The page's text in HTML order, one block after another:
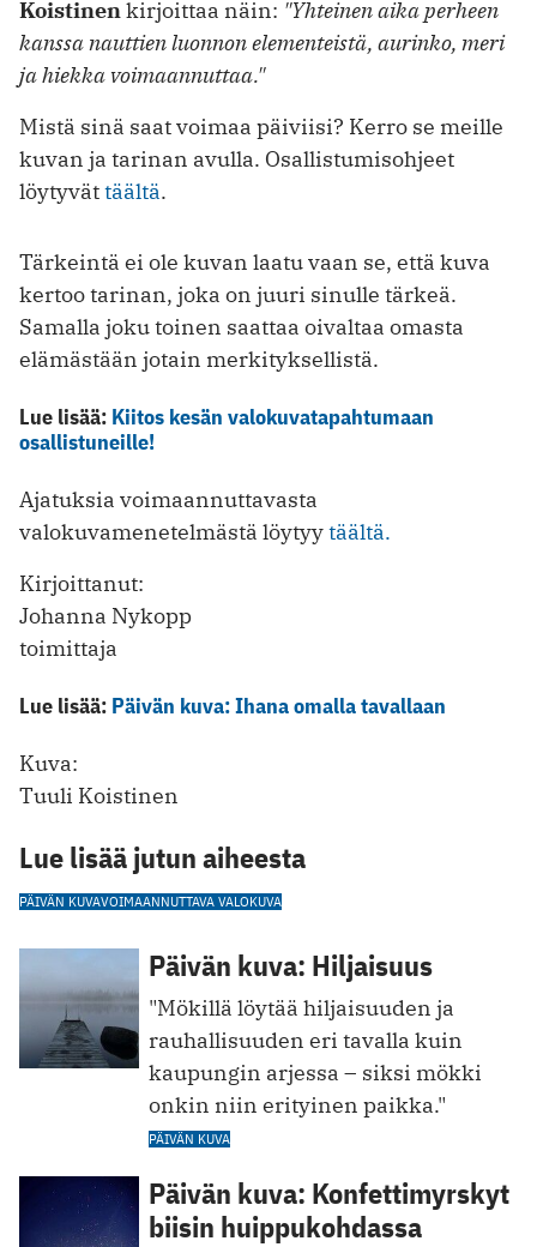
Koistinenkirjoittaa näin: "Yhteinen aika perheen
kanssa nauttien luonnon elementeistä, aurinko, meri
ja hiekka voimaannuttaa."
Mistä sinä saat voimaa päiviisi? Kerro se meille
kuvan ja tarinan avulla. Osallistumisohjeet
löytyvättäältä.
Tärkeintä ei ole kuvan laatu vaan se, että kuva
kertoo tarinan, joka on juuri sinulle tärkeä.
Samalla joku toinen saattaa oivaltaa omasta
elämästään jotain merkityksellistä.
Lue lisää: Kiitos kesän valokuvatapahtumaan
osallistuneille!
Ajatuksia voimaannuttavasta
valokuvamenetelmästä löytyytäältä.
Kirjoittanut:
Johanna Nykopp
toimittaja
Lue lisää: Päivän kuva: Ihana omalla tavallaan
Kuva:
Tuuli Koistinen
Lue lisää jutun aiheesta
PÄIVÄN KUVAVOIMAANNUTTAVA VALOKUVA
Päivän kuva: Hiljaisuus
"Mökillä löytää hiljaisuuden ja
rauhallisuuden eri tavalla kuin
kaupungin arjessa – siksi mökki
onkin niin erityinen paikka."
PÄIVÄN KUVA
Päivän kuva: Konfettimyrskyt
biisin huippukohdassa